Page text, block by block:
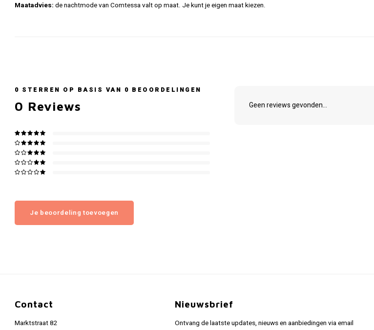
Maatadvies: de nachtmode van Comtessa valt op maat. Je kunt je eigen maat kiezen.
0 STERREN OP BASIS VAN 0 BEOORDELINGEN
0 Reviews
Je beoordeling toevoegen
Geen reviews gevonden...
Contact
Marktstraat 82
Nieuwsbrief
Ontvang de laatste updates, nieuws en aanbiedingen via email